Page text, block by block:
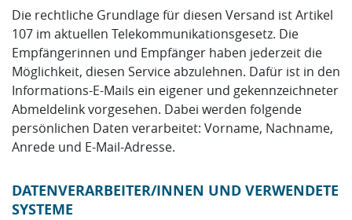
Die rechtliche Grundlage für diesen Versand ist Artikel
107 im aktuellen Telekommunikationsgesetz. Die
Empfängerinnen und Empfänger haben jederzeit die
Möglichkeit, diesen Service abzulehnen. Dafür ist in den
Informations-E-Mails ein eigener und gekennzeichneter
Abmeldelink vorgesehen. Dabei werden folgende
persönlichen Daten verarbeitet: Vorname, Nachname,
Anrede und E-Mail-Adresse.
DATENVERARBEITER/INNEN UND VERWENDETE
SYSTEME